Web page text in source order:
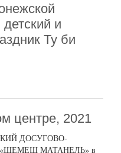
и
Ту би
центре, 2021
ДОСУГОВО-
МАТАНЕЛЬ» в